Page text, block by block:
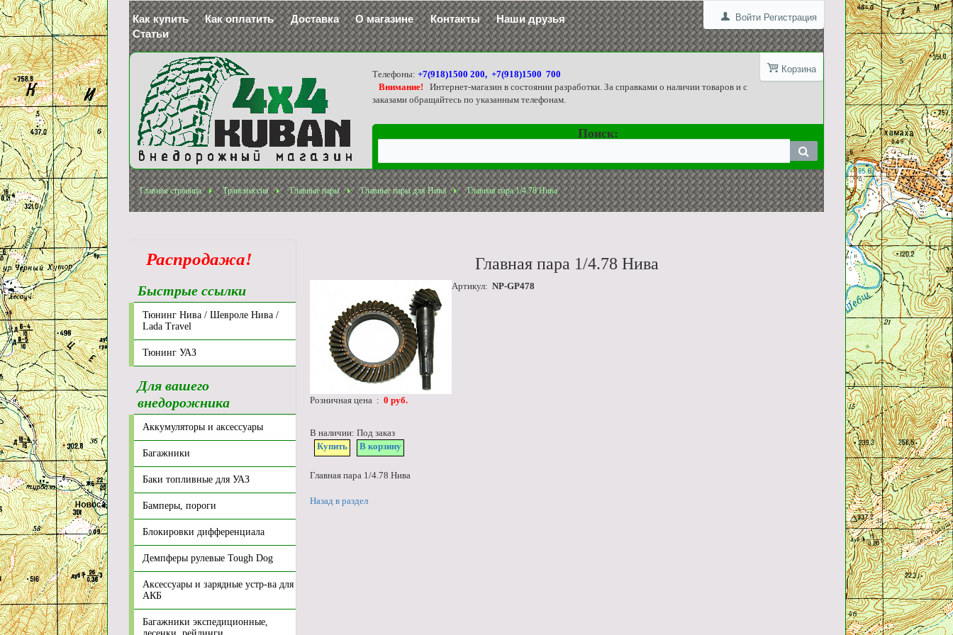
Войти Регистрация
Как купить Как оплатить Доставка О магазине Контакты
Наши друзья
Статьи
Корзина
Телефоны:+7(918)1500 200, +7(918)1500 700
Внимание!
Интернет-магазин в состоянии разработки. За справками о наличии товаров и с
заказами обращайтесь по указанным телефонам.
Поиск:
Главная страница Трансмиссия Главные пары Главные пары для Нива Главная пара 1/4.78 Нива
Главная пара 1/4.78 Нива
Артикул: NP-GP478
Розничная цена : 0 руб.
В наличии: Под заказ
Купить
В корзину
Главная пара 1/4.78 Нива
Назад в раздел
Распродажа!
Быстрые ссылки
Тюнинг Нива / Шевроле Нива /
Lada Travel
Тюнинг УАЗ
Для вашего
внедорожника
Аккумуляторы и аксессуары
Багажники
Баки топливные для УАЗ
Бамперы, пороги
Блокировки дифференциала
Демпферы рулевые Tough Dog
Аксессуары и зарядные устр-ва для
АКБ
Багажники экспедиционные,